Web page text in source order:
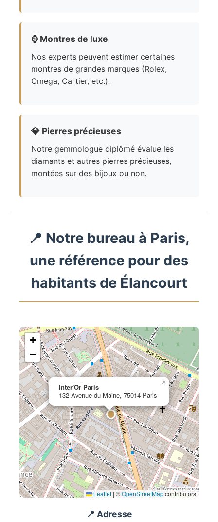
⌚ Montres de luxe
Nos experts peuvent estimer certaines
montres de grandes marques (Rolex,
Omega, Cartier, etc.).
💎 Pierres précieuses
Notre gemmologue diplômé évalue les
diamants et autres pierres précieuses,
montées sur des bijoux ou non.
📍 Notre bureau à Paris,
une référence pour des
habitants de Élancourt
Inter'Or Paris
132 Avenue du Maine, 75014 Paris
×
+
−
Leaflet | ©OpenStreetMapcontributors
📍 Adresse